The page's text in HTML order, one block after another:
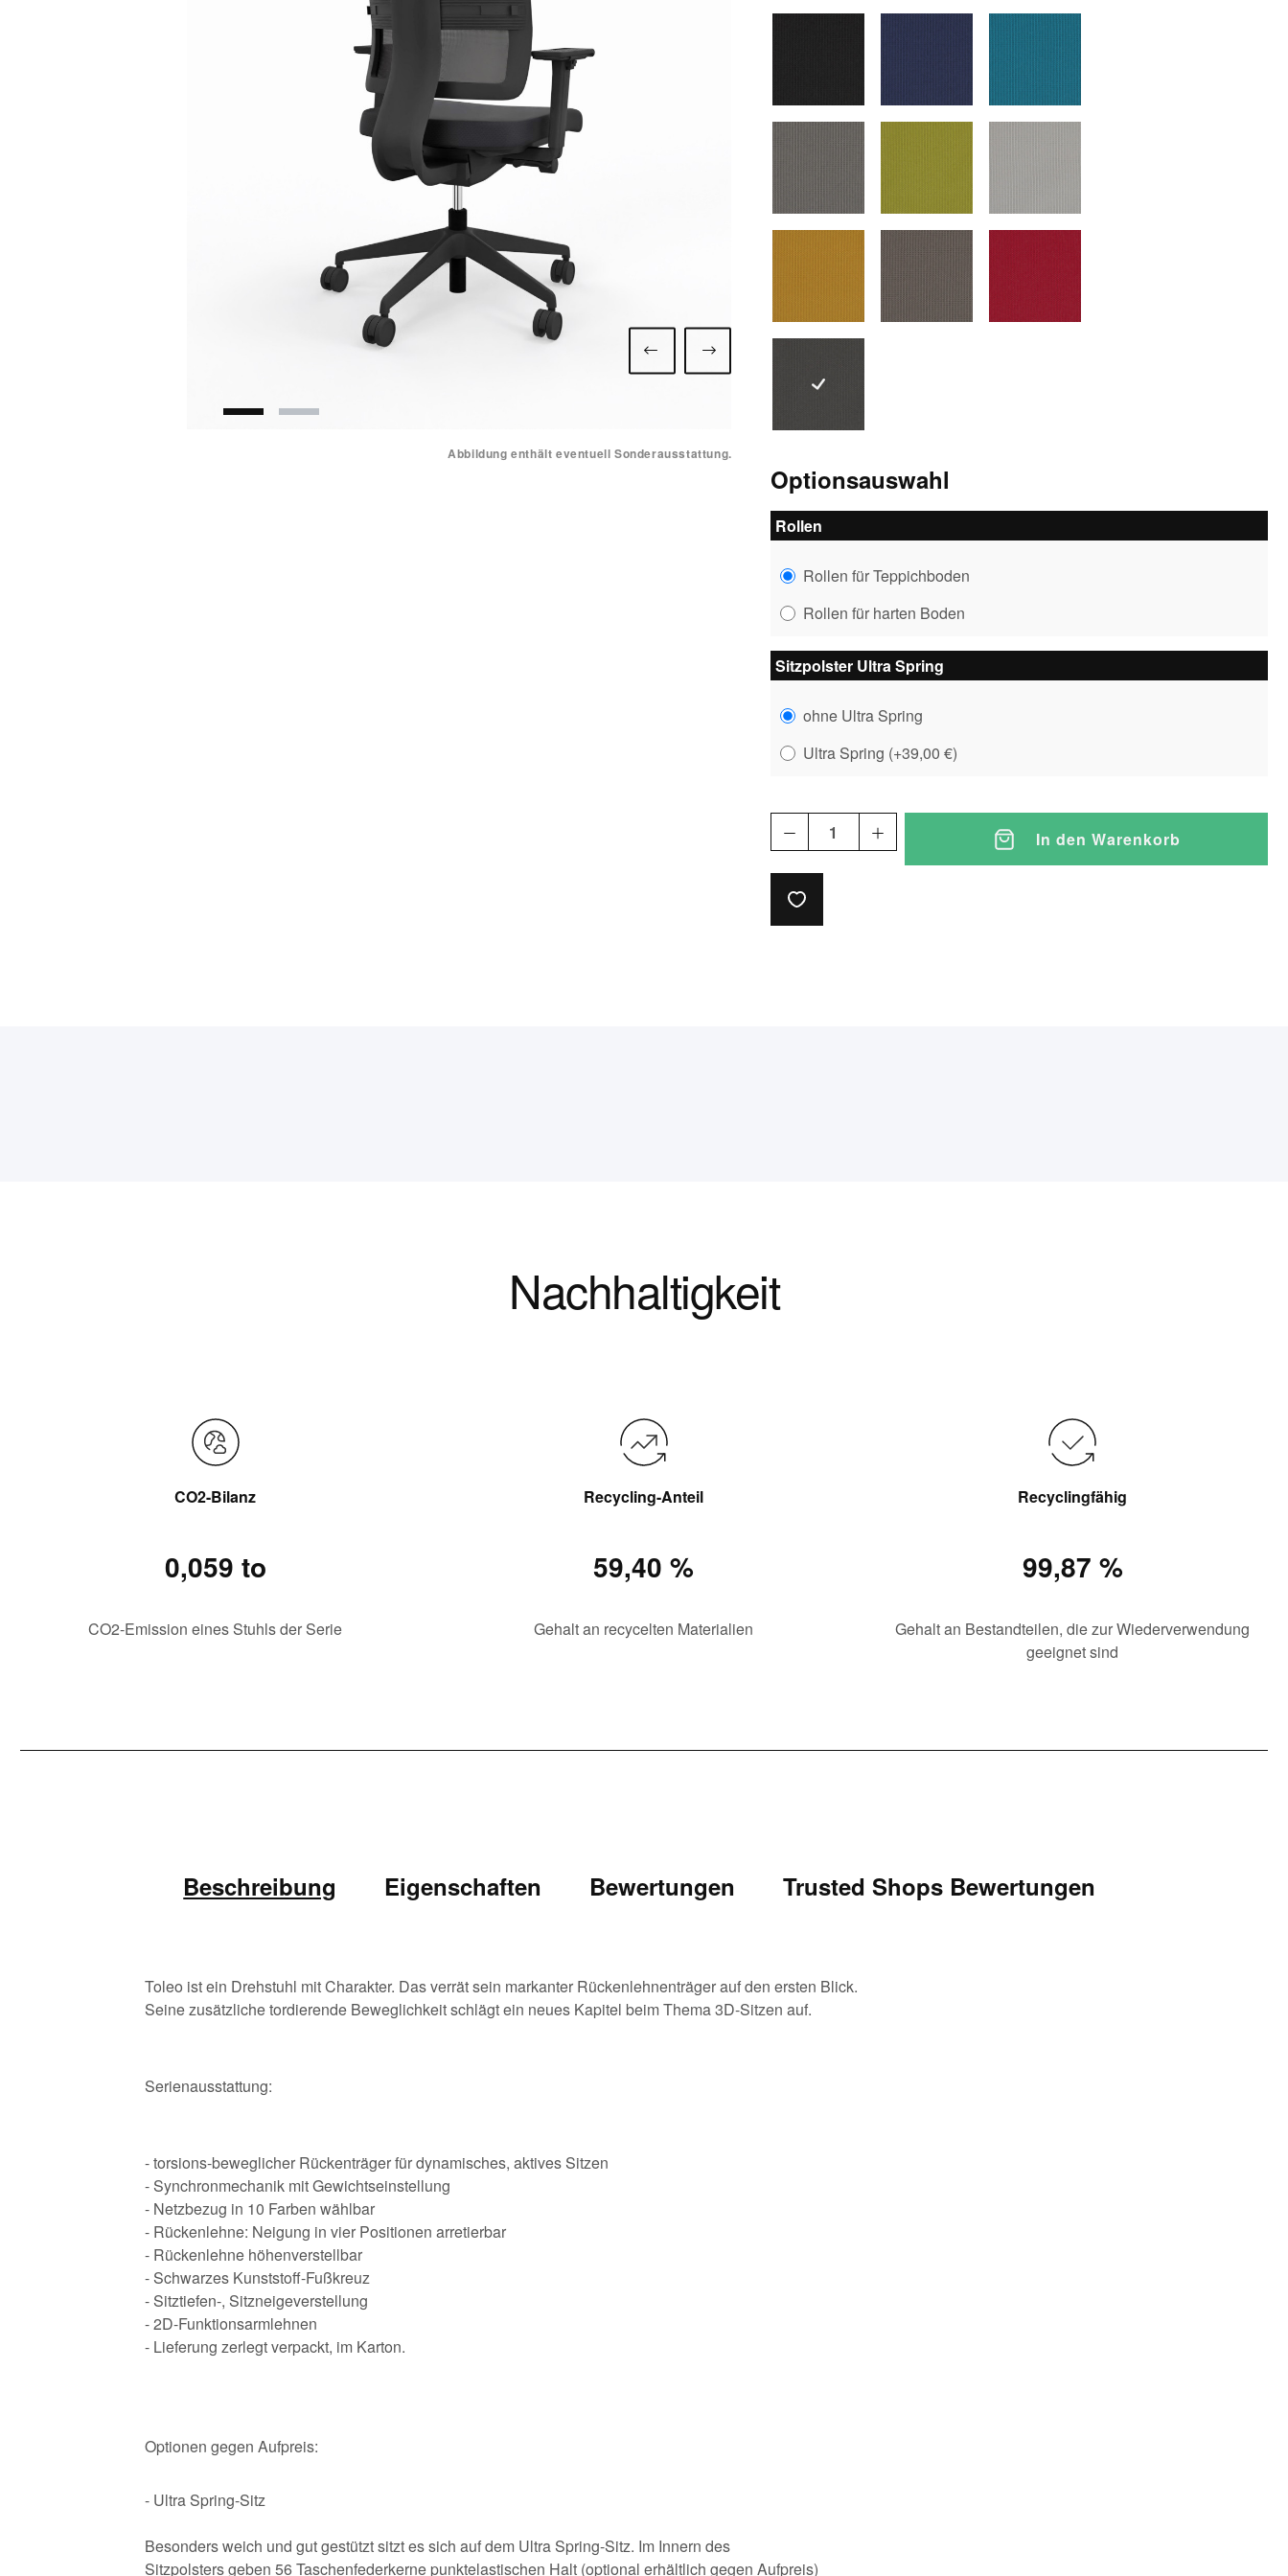
Abbildung enthält eventuell Sonderausstattung.
1319grau
Optionsauswahl
Rollen
Rollen für Teppichboden
Rollen für harten Boden
Sitzpolster Ultra Spring
ohne Ultra Spring
Ultra Spring (+39,00 €)
In den Warenkorb
Nachhaltigkeit
CO2-Bilanz
0,059 to
CO2-Emission eines Stuhls der Serie
Recycling-Anteil
59,40 %
Gehalt an recycelten Materialien
Recyclingfähig
99,87 %
Gehalt an Bestandteilen, die zur Wiederverwendung
geeignet sind
Beschreibung Eigenschaften Bewertungen Trusted Shops Bewertungen
Toleo ist ein Drehstuhl mit Charakter. Das verrät sein markanter Rückenlehnenträger auf den ersten Blick.
Seine zusätzliche tordierende Beweglichkeit schlägt ein neues Kapitel beim Thema 3D-Sitzen auf.
Serienausstattung:
- torsions-beweglicher Rückenträger für dynamisches, aktives Sitzen
- Synchronmechanik mit Gewichtseinstellung
- Netzbezug in 10 Farben wählbar
- Rückenlehne: Neigung in vier Positionen arretierbar
- Rückenlehne höhenverstellbar
- Schwarzes Kunststoff-Fußkreuz
- Sitztiefen-, Sitzneigeverstellung
- 2D-Funktionsarmlehnen
- Lieferung zerlegt verpackt, im Karton.
Optionen gegen Aufpreis:
- Ultra Spring-Sitz
Besonders weich und gut gestützt sitzt es sich auf dem Ultra Spring-Sitz. Im Innern des
Sitzpolsters geben 56 Taschenfederkerne punktelastischen Halt (optional erhältlich gegen Aufpreis)